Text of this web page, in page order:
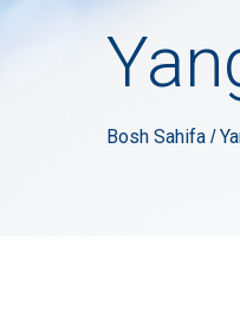
Bosh Sahifa /